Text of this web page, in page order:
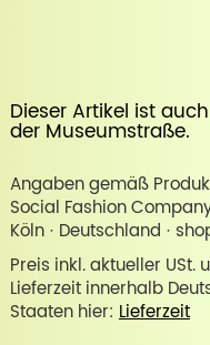
Dieser Artikel ist
der Museumstraße.
Angaben gemäß
Social Fashion
Köln · Deutschland ·
Preis inkl. aktueller USt.
Lieferzeit innerhalb
Staaten hier: Lieferzeit